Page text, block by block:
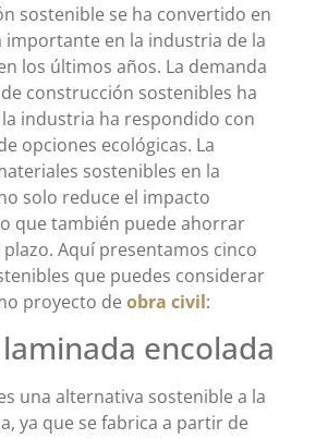
sostenible se ha convertido en
importante en la industria de la
los últimos años. La demanda
construcción sostenibles ha
industria ha respondido con
opciones ecológicas. La
sostenibles en la
solo reduce el impacto
que también puede ahorrar
Aquí presentamos cinco
que puedes considerar
proyecto de obra civil:
encolada
una alternativa sostenible a la
ya que se fabrica a partir de